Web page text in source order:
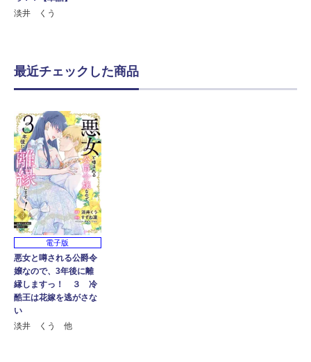
淡井 くう
最近チェックした商品
電子版
悪女と噂される公爵令
嬢なので、3年後に離
縁しますっ！ ３ 冷
酷王は花嫁を逃がさな
い
淡井 くう 他